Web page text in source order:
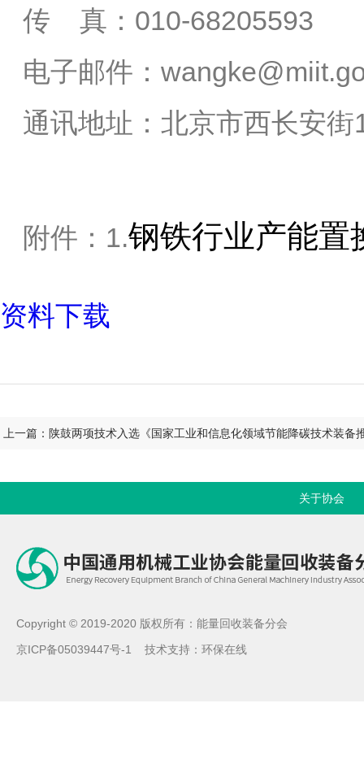
传 真：010-68205593
电子邮件：
通讯地址：北京市西长安
附件：1.钢铁行业产能置
资料下载
上一篇：陕鼓两项技术入选《国家工业和信息化领域节能降碳技术装备
关于协会
Copyright © 2019-2020 版权所有：能量回收装备分会
京ICP备05039447号-1
技术支持： 环保在线